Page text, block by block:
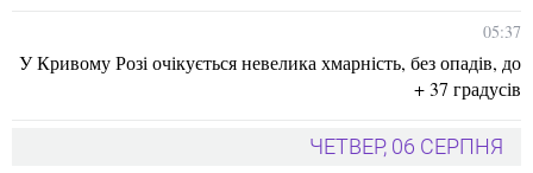
05:37
У Кривому Розі очікується невелика хмарність, без опадів, до
+ 37 градусів
ЧЕТВЕР, 06 СЕРПНЯ